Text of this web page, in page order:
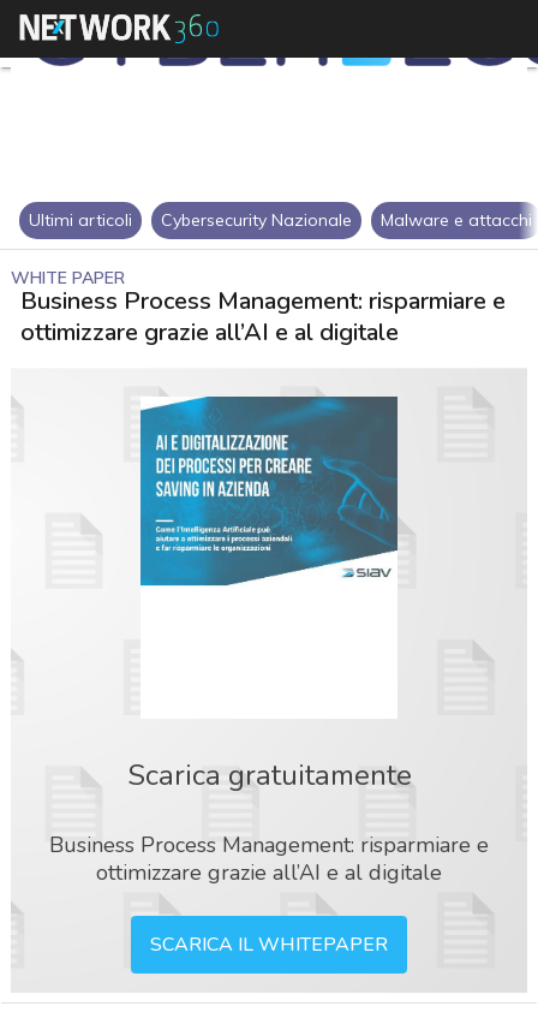
Ultimi articoli Cybersecurity Nazionale Malware e attacchi
WHITE PAPER
Business Process Management: risparmiare e
ottimizzare grazie all’AI e al digitale
Scarica gratuitamente
Business Process Management: risparmiare e
ottimizzare grazie all’AI e al digitale
SCARICA IL WHITEPAPER